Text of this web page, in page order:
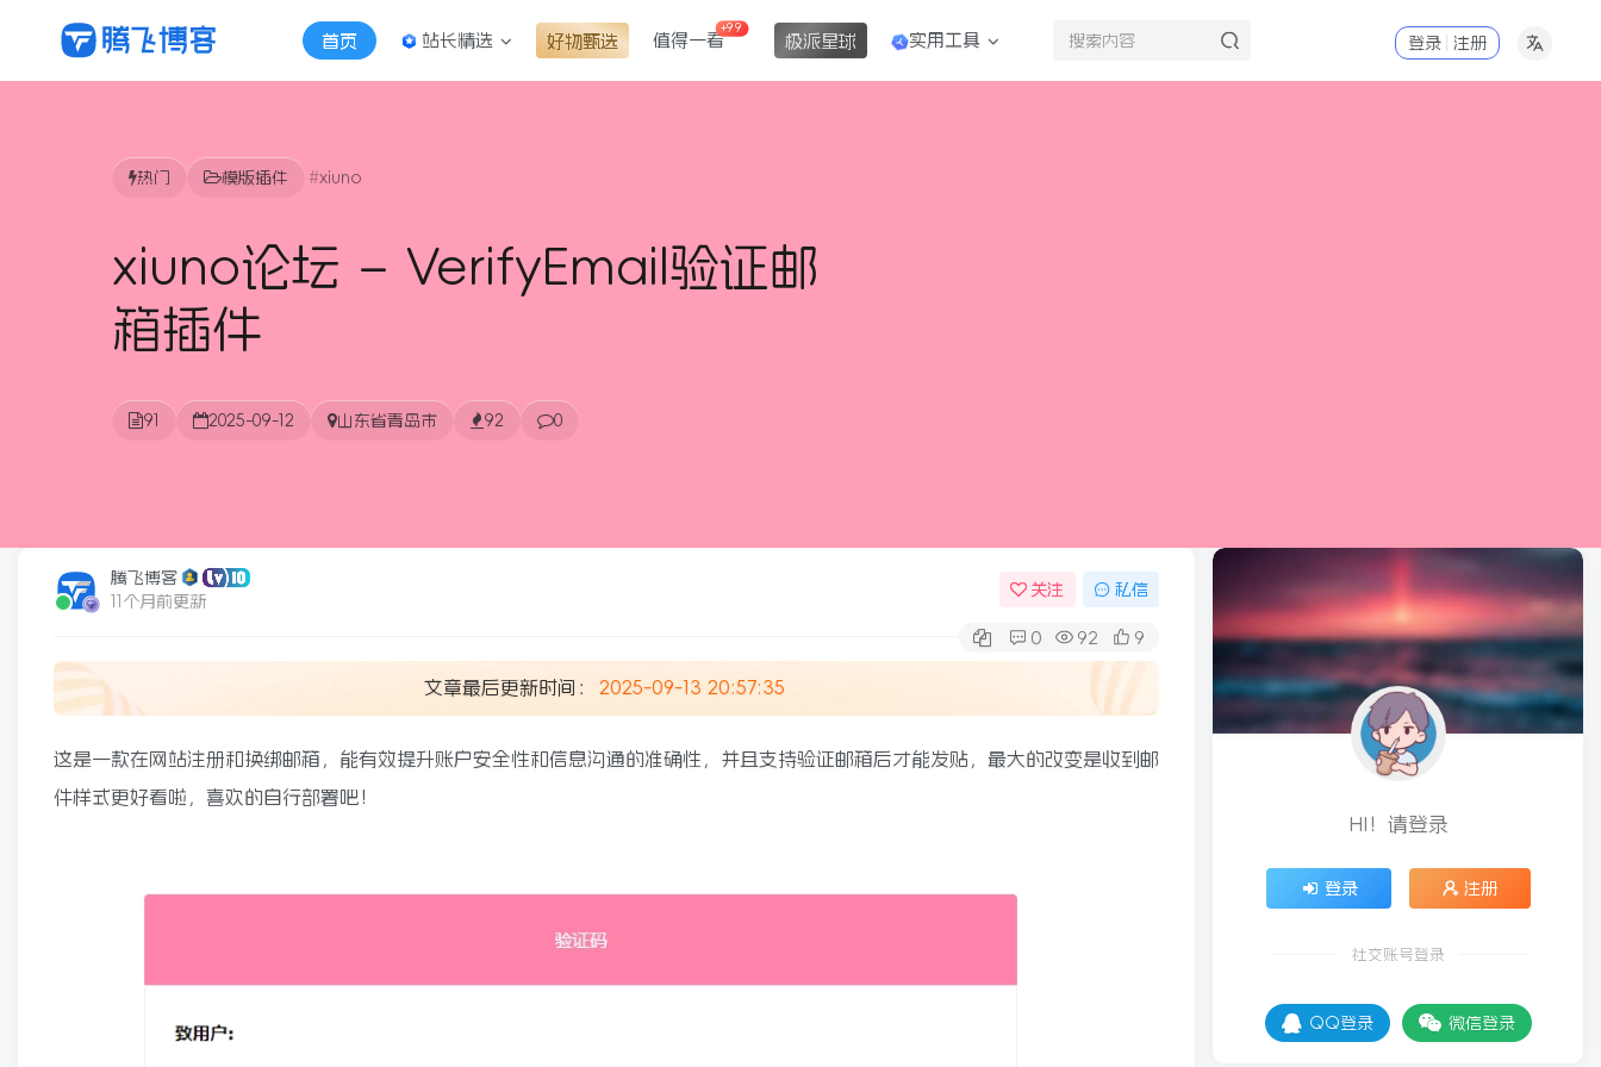
热门 模版插件 xiuno
xiuno论坛 – VerifyEmail验证邮
箱插件
91 2025-09-12 山东省青岛市 92 0
首页 站长精选 好物甄选 值得一看
+99
极派星球 实用工具 登录 注册
腾飞博客
11个月前更新
关注 私信
0 92 9
文章最后更新时间： 2025-09-13 20:57:35
这是一款在网站注册和换绑邮箱，能有效提升账户安全性和信息沟通的准确性，并且支持验证邮箱后才能发贴，最大的改变是收到邮
件样式更好看啦，喜欢的自行部署吧！
HI！请登录
登录 注册
社交账号登录
QQ登录 微信登录